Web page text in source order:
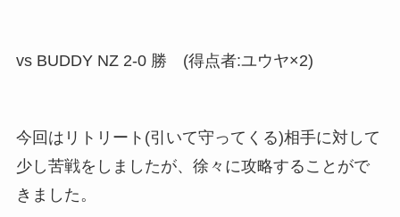
vs BUDDY NZ 2-0 勝 (得点者:ユウヤ×2)
今回はリトリート(引いて守ってくる)相手に対して
少し苦戦をしましたが、徐々に攻略することがで
きました。